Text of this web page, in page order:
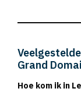
Grand
Hoe kom ik in